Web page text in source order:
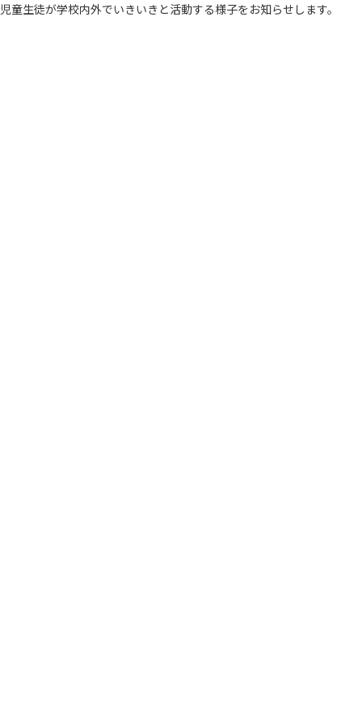
児童生徒が学校内外でいきいきと活動する様子をお知らせします。